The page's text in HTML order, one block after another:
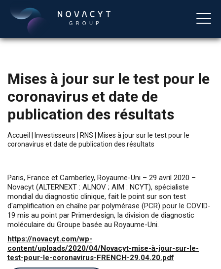
Français
Mises à jour sur le test pour le
coronavirus et date de
publication des résultats
Accueil Investisseurs RNS
Mises à jour sur le test pour le
coronavirus et date de publication des résultats
Paris, France et Camberley, Royaume-Uni – 29 avril 2020 –
Novacyt (ALTERNEXT : ALNOV ; AIM : NCYT), spécialiste
mondial du diagnostic clinique, fait le point sur son test
d'amplification en chaîne par polymérase (PCR) pour le COVID-
19 mis au point par Primerdesign, la division de diagnostic
moléculaire du Groupe basée au Royaume-Uni.
https://novacyt.com/wp-
content/uploads/2020/04/Novacyt-mise-à-jour-sur-le-
test-pour-le-coronavirus-FRENCH-29.04.20.pdf